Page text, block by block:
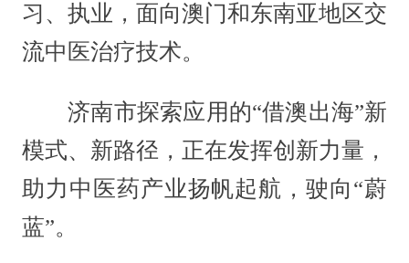
习、执业，面向澳门和东南亚地区交
流中医治疗技术。
济南市探索应用的“借澳出海”新
模式、新路径，正在发挥创新力量，
助力中医药产业扬帆起航，驶向“蔚
蓝”。